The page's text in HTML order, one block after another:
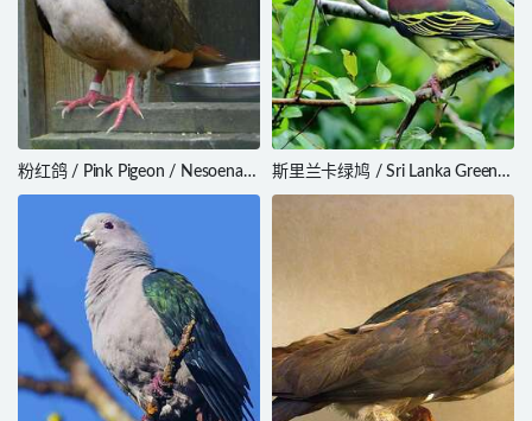
粉红鸽 / Pink Pigeon / Nesoenas
mayeri
斯里兰卡绿鸠 / Sri Lanka Green
Pigeon / Treron pompadora